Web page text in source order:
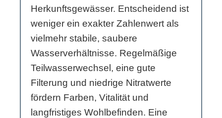
Herkunftsgewässer. Entscheidend ist
weniger ein exakter Zahlenwert als
vielmehr stabile, saubere
Wasserverhältnisse. Regelmäßige
Teilwasserwechsel, eine gute
Filterung und niedrige Nitratwerte
fördern Farben, Vitalität und
langfristiges Wohlbefinden. Eine